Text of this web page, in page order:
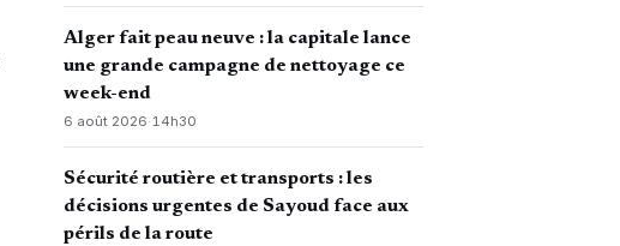
Alger fait peau neuve : la capitale lance
une grande campagne de nettoyage ce
week-end
6 août 2026· 14h30
Sécurité routière et transports : les
décisions urgentes de Sayoud face aux
périls de la route